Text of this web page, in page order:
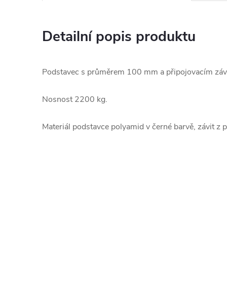
Detailní popis produktu
Podstavec s průměrem 100 mm a připojovacím
Nosnost 2200 kg.
Materiál podstavce polyamid v černé barvě, závit z